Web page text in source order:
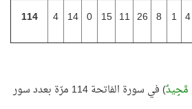
4
1
8
26
11
15
0
14
4
114
مَّجِيدٌ
) في سورة الفاتحة 114 مرّة بعدد سور